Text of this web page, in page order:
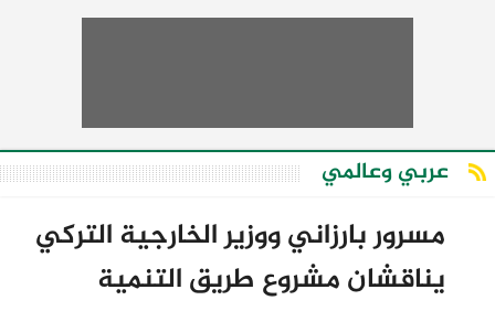
عربي وعالمي
مسرور بارزاني ووزير الخارجية التركي
يناقشان مشروع طريق التنمية